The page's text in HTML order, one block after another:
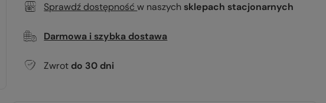
Sprawdź dostępnośćw naszych sklepach stacjonarnych
Darmowa i szybka dostawa
Zwrot do 30 dni